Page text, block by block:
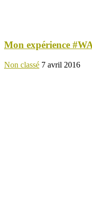
Mon expérience
Non classé 7 avril 2016